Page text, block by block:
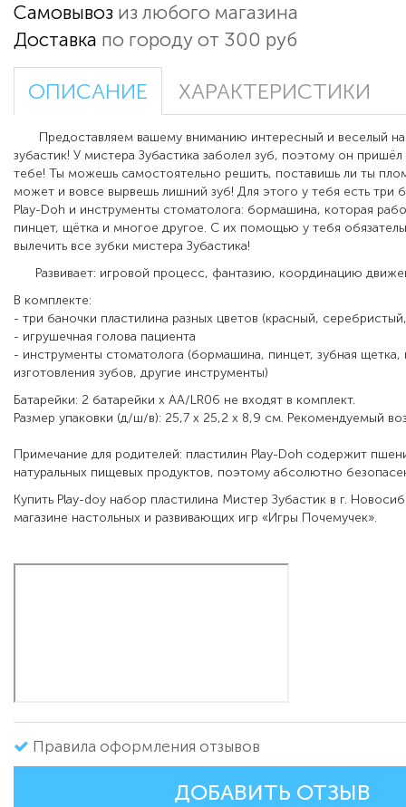
Самовывоз из любого магазина
Доставка по городу от 300 руб
ОПИСАНИЕ ХАРАКТЕРИСТИКИ
Предоставляем вашему вниманию интересный и веселый
зубастик! У мистера Зубастика заболел зуб, поэтому он
тебе! Ты можешь самостоятельно решить, поставишь ли ты
может и вовсе вырвешь лишний зуб! Для этого у тебя есть три
Play-Doh и инструменты стоматолога: бормашина, которая
пинцет, щётка и многое другое. С их помощью у тебя
вылечить все зубки мистера Зубастика!
Развивает: игровой процесс, фантазию, координацию
В комплекте:
- три баночки пластилина разных цветов (красный,
- игрушечная голова пациента
- инструменты стоматолога (бормашина, пинцет, зубная щетка,
изготовления зубов, другие инструменты)
Батарейки: 2 батарейки x AA/LR06 не входят в комплект.
Размер упаковки (д/ш/в): 25,7 х 25,2 х 8,9 см. Рекомендуемый
Примечание для родителей: пластилин Play-Doh содержит
натуральных пищевых продуктов, поэтому абсолютно
Купить Play-doy набор пластилина Мистер Зубастик в г.
магазине настольных и развивающих игр «Игры Почемучек».
Правила оформления отзывов
ДОБАВИТЬ ОТЗЫВ